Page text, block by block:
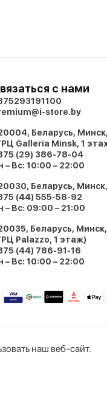
с нами
store.by
Беларусь,
Galleria Minsk, 1
(29) 386-78-04
– Вс: 10:00 – 22:00
Беларусь,
(44) 555-58-92
– Вс: 09:00 – 21:00
Беларусь,
Palazzo, 1 этаж)
(44) 786-91-16
– Вс: 10:00 – 22:00
наш веб-сайт.